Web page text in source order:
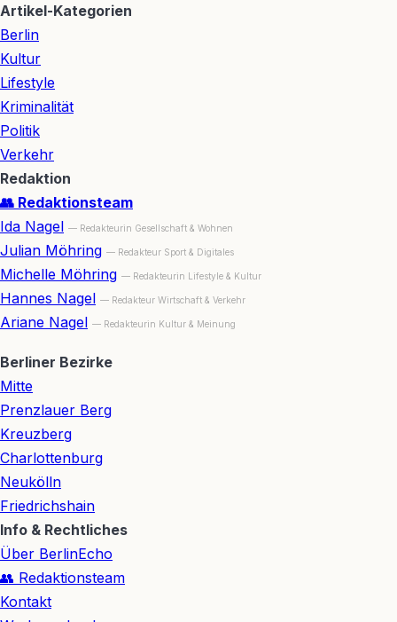
Artikel-Kategorien
Berlin
Kultur
Lifestyle
Kriminalität
Politik
Verkehr
Redaktion
👥 Redaktionsteam
Ida Nagel — Redakteurin Gesellschaft & Wohnen
Julian Möhring — Redakteur Sport & Digitales
Michelle Möhring — Redakteurin Lifestyle & Kultur
Hannes Nagel — Redakteur Wirtschaft & Verkehr
Ariane Nagel — Redakteurin Kultur & Meinung
Berliner Bezirke
Mitte
Prenzlauer Berg
Kreuzberg
Charlottenburg
Neukölln
Friedrichshain
Info & Rechtliches
Über BerlinEcho
👥 Redaktionsteam
Kontakt